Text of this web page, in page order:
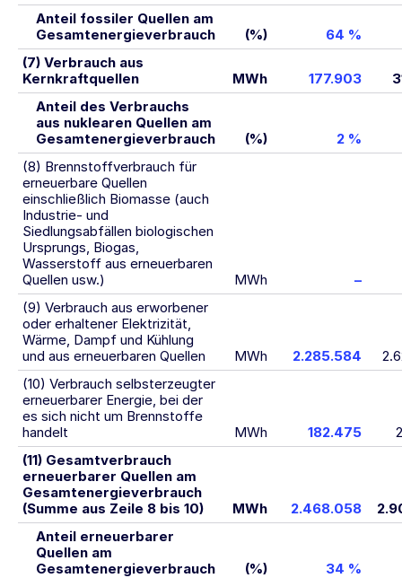
Anteil fossiler Quellen am
Gesamtenergieverbrauch
(%)
64 %
(7) Verbrauch aus
Kernkraftquellen
MWh 177.903
Anteil des Verbrauchs
aus nuklearen Quellen am
Gesamtenergieverbrauch
(%)
2 %
(8) Brennstoffverbrauch für
erneuerbare Quellen
einschließlich Biomasse (auch
Industrie- und
Siedlungsabfällen biologischen
Ursprungs, Biogas,
Wasserstoff aus erneuerbaren
Quellen usw.)
MWh
–
(9) Verbrauch aus erworbener
oder erhaltener Elektrizität,
Wärme, Dampf und Kühlung
und aus erneuerbaren Quellen
MWh 2.285.584
(10) Verbrauch selbsterzeugter
erneuerbarer Energie, bei der
es sich nicht um Brennstoffe
handelt
MWh 182.475
(11) Gesamtverbrauch
erneuerbarer Quellen am
Gesamtenergieverbrauch
(Summe aus Zeile 8 bis 10)
MWh 2.468.058
Anteil erneuerbarer
Quellen am
Gesamtenergieverbrauch
(%)
34 %